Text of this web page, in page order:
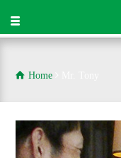
Home